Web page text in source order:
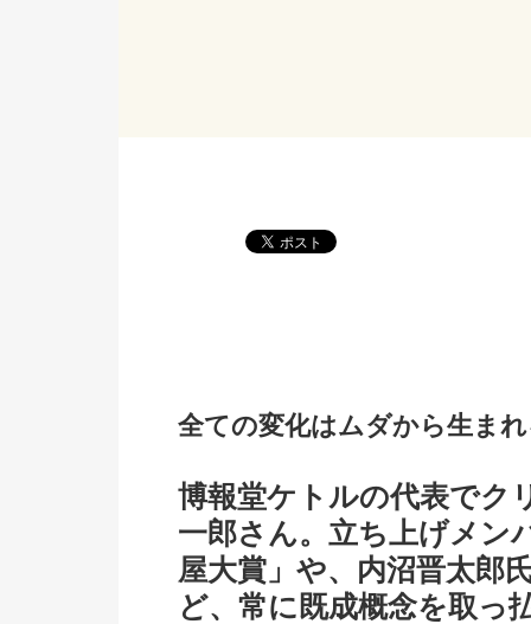
全ての変化はムダから生ま
博報堂ケトルの代表でク
一郎さん。立ち上げメン
屋大賞」や、内沼晋太郎
ど、常に既成概念を取っ